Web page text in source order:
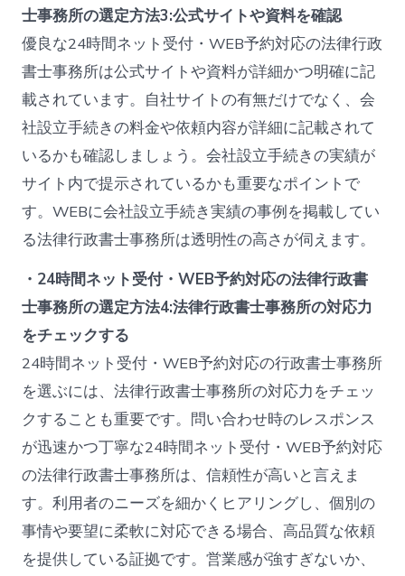
士事務所の選定方法3:公式サイトや資料を確認
優良な24時間ネット受付・WEB予約対応の法律行政
書士事務所は公式サイトや資料が詳細かつ明確に記
載されています。自社サイトの有無だけでなく、会
社設立手続きの料金や依頼内容が詳細に記載されて
いるかも確認しましょう。会社設立手続きの実績が
サイト内で提示されているかも重要なポイントで
す。WEBに会社設立手続き実績の事例を掲載してい
る法律行政書士事務所は透明性の高さが伺えます。
・24時間ネット受付・WEB予約対応の法律行政書
士事務所の選定方法4:法律行政書士事務所の対応力
をチェックする
24時間ネット受付・WEB予約対応の行政書士事務所
を選ぶには、法律行政書士事務所の対応力をチェッ
クすることも重要です。問い合わせ時のレスポンス
が迅速かつ丁寧な24時間ネット受付・WEB予約対応
の法律行政書士事務所は、信頼性が高いと言えま
す。利用者のニーズを細かくヒアリングし、個別の
事情や要望に柔軟に対応できる場合、高品質な依頼
を提供している証拠です。営業感が強すぎないか、